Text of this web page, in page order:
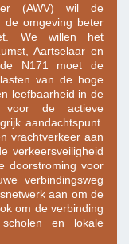
(AWV) wil de
de omgeving beter
We willen het
Aartselaar en
N171 moet de
van de hoge
leefbaarheid in de
voor de actieve
aandachtspunt.
vrachtverkeer aan
verkeersveiligheid
doorstroming voor
verbindingsweg
aan om de
om de verbinding
en lokale